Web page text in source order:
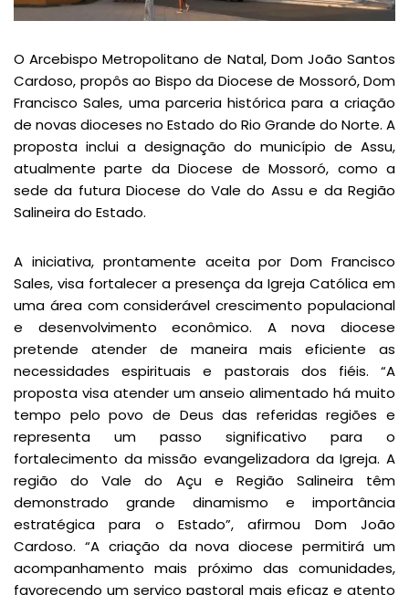
O Arcebispo Metropolitano de Natal, Dom João Santos
Cardoso, propôs ao Bispo da Diocese de Mossoró, Dom
Francisco Sales, uma parceria histórica para a criação
de novas dioceses no Estado do Rio Grande do Norte. A
proposta inclui a designação do município de Assu,
atualmente parte da Diocese de Mossoró, como a
sede da futura Diocese do Vale do Assu e da Região
Salineira do Estado.
A iniciativa, prontamente aceita por Dom Francisco
Sales, visa fortalecer a presença da Igreja Católica em
uma área com considerável crescimento populacional
e desenvolvimento econômico. A nova diocese
pretende atender de maneira mais eficiente as
necessidades espirituais e pastorais dos fiéis. “A
proposta visa atender um anseio alimentado há muito
tempo pelo povo de Deus das referidas regiões e
representa um passo significativo para o
fortalecimento da missão evangelizadora da Igreja. A
região do Vale do Açu e Região Salineira têm
demonstrado grande dinamismo e importância
estratégica para o Estado”, afirmou Dom João
Cardoso. “A criação da nova diocese permitirá um
acompanhamento mais próximo das comunidades,
favorecendo um serviço pastoral mais eficaz e atento